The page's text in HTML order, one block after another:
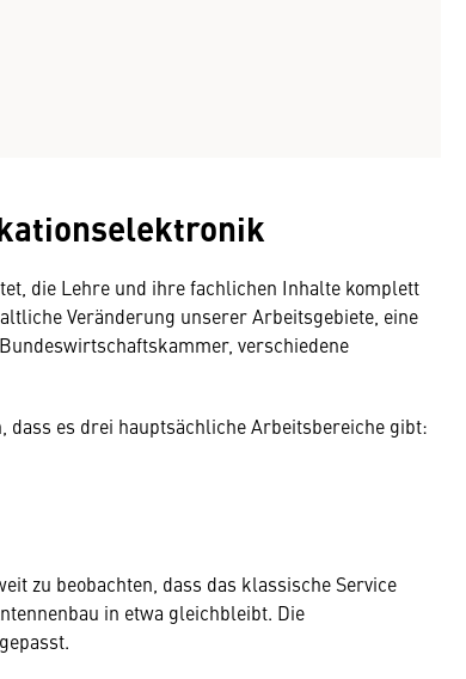
die Lehre und ihre fachlichen Inhalte komplett
Veränderung unserer Arbeitsgebiete, eine
verschiedene
dass es drei hauptsächliche Arbeitsbereiche gibt:
zu beobachten, dass das klassische Service
in etwa gleichbleibt. Die